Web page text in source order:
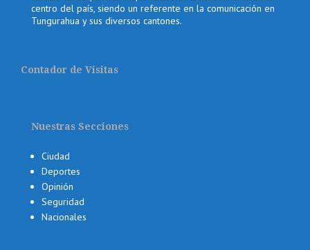
centro del país, siendo un referente en la comunicación en
Tungurahua y sus diversos cantones.
Contador de Visitas
Nuestras Secciones
Ciudad
Deportes
Opinión
Seguridad
Nacionales